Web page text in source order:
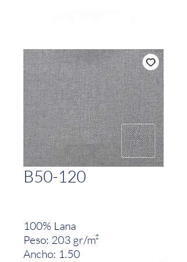
B50-120
100% Lana
Peso: 203 gr/m²
Ancho: 1.50